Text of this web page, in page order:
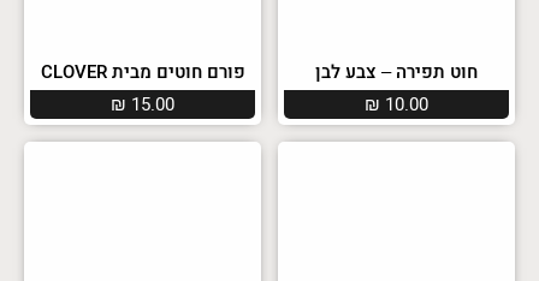
חוט תפירה – צבע לבן
₪ 10.00
פורם חוטים מבית CLOVER
₪ 15.00